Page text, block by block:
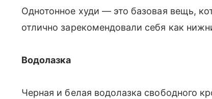
Однотонное худи — это базовая вещь,
отлично зарекомендовали себя как
Водолазка
Черная и белая водолазка свободного